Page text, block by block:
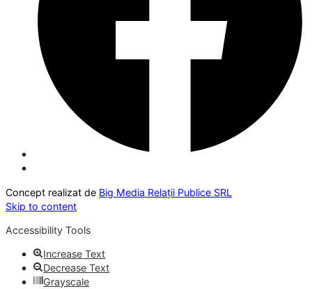
Concept realizat de Big Media Relații Publice SRL
Skip to content
Accessibility Tools
Increase Text
Decrease Text
Grayscale